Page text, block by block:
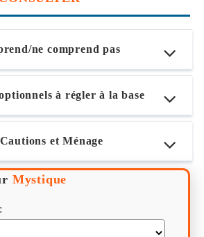
ne comprend pas
à régler à la base
et Ménage
Mystique